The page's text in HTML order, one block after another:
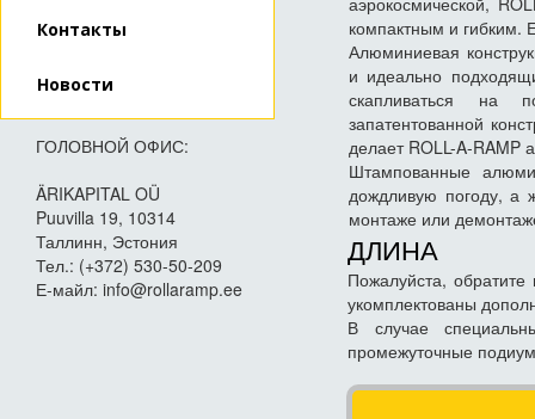
ГОЛОВНОЙ ОФИС:
ÄRIKAPITAL OÜ
Puuvilla 19, 10314
Таллинн, Эстония
Тел.: (+372) 530-50-209
Е-майл: info@rollaramp.ee
Контакты
Новости
компактным и гибким.
Алюминиевая
и идеально
скапливаться на
запатентованной
делает ROLL-A-RAMP
Штампованные
дождливую погоду, а
монтаже или
ДЛИНА
Пожалуйста,
укомплектованы
В случае
промежуточные